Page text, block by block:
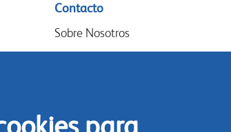
Contacto
Sobre Nosotros